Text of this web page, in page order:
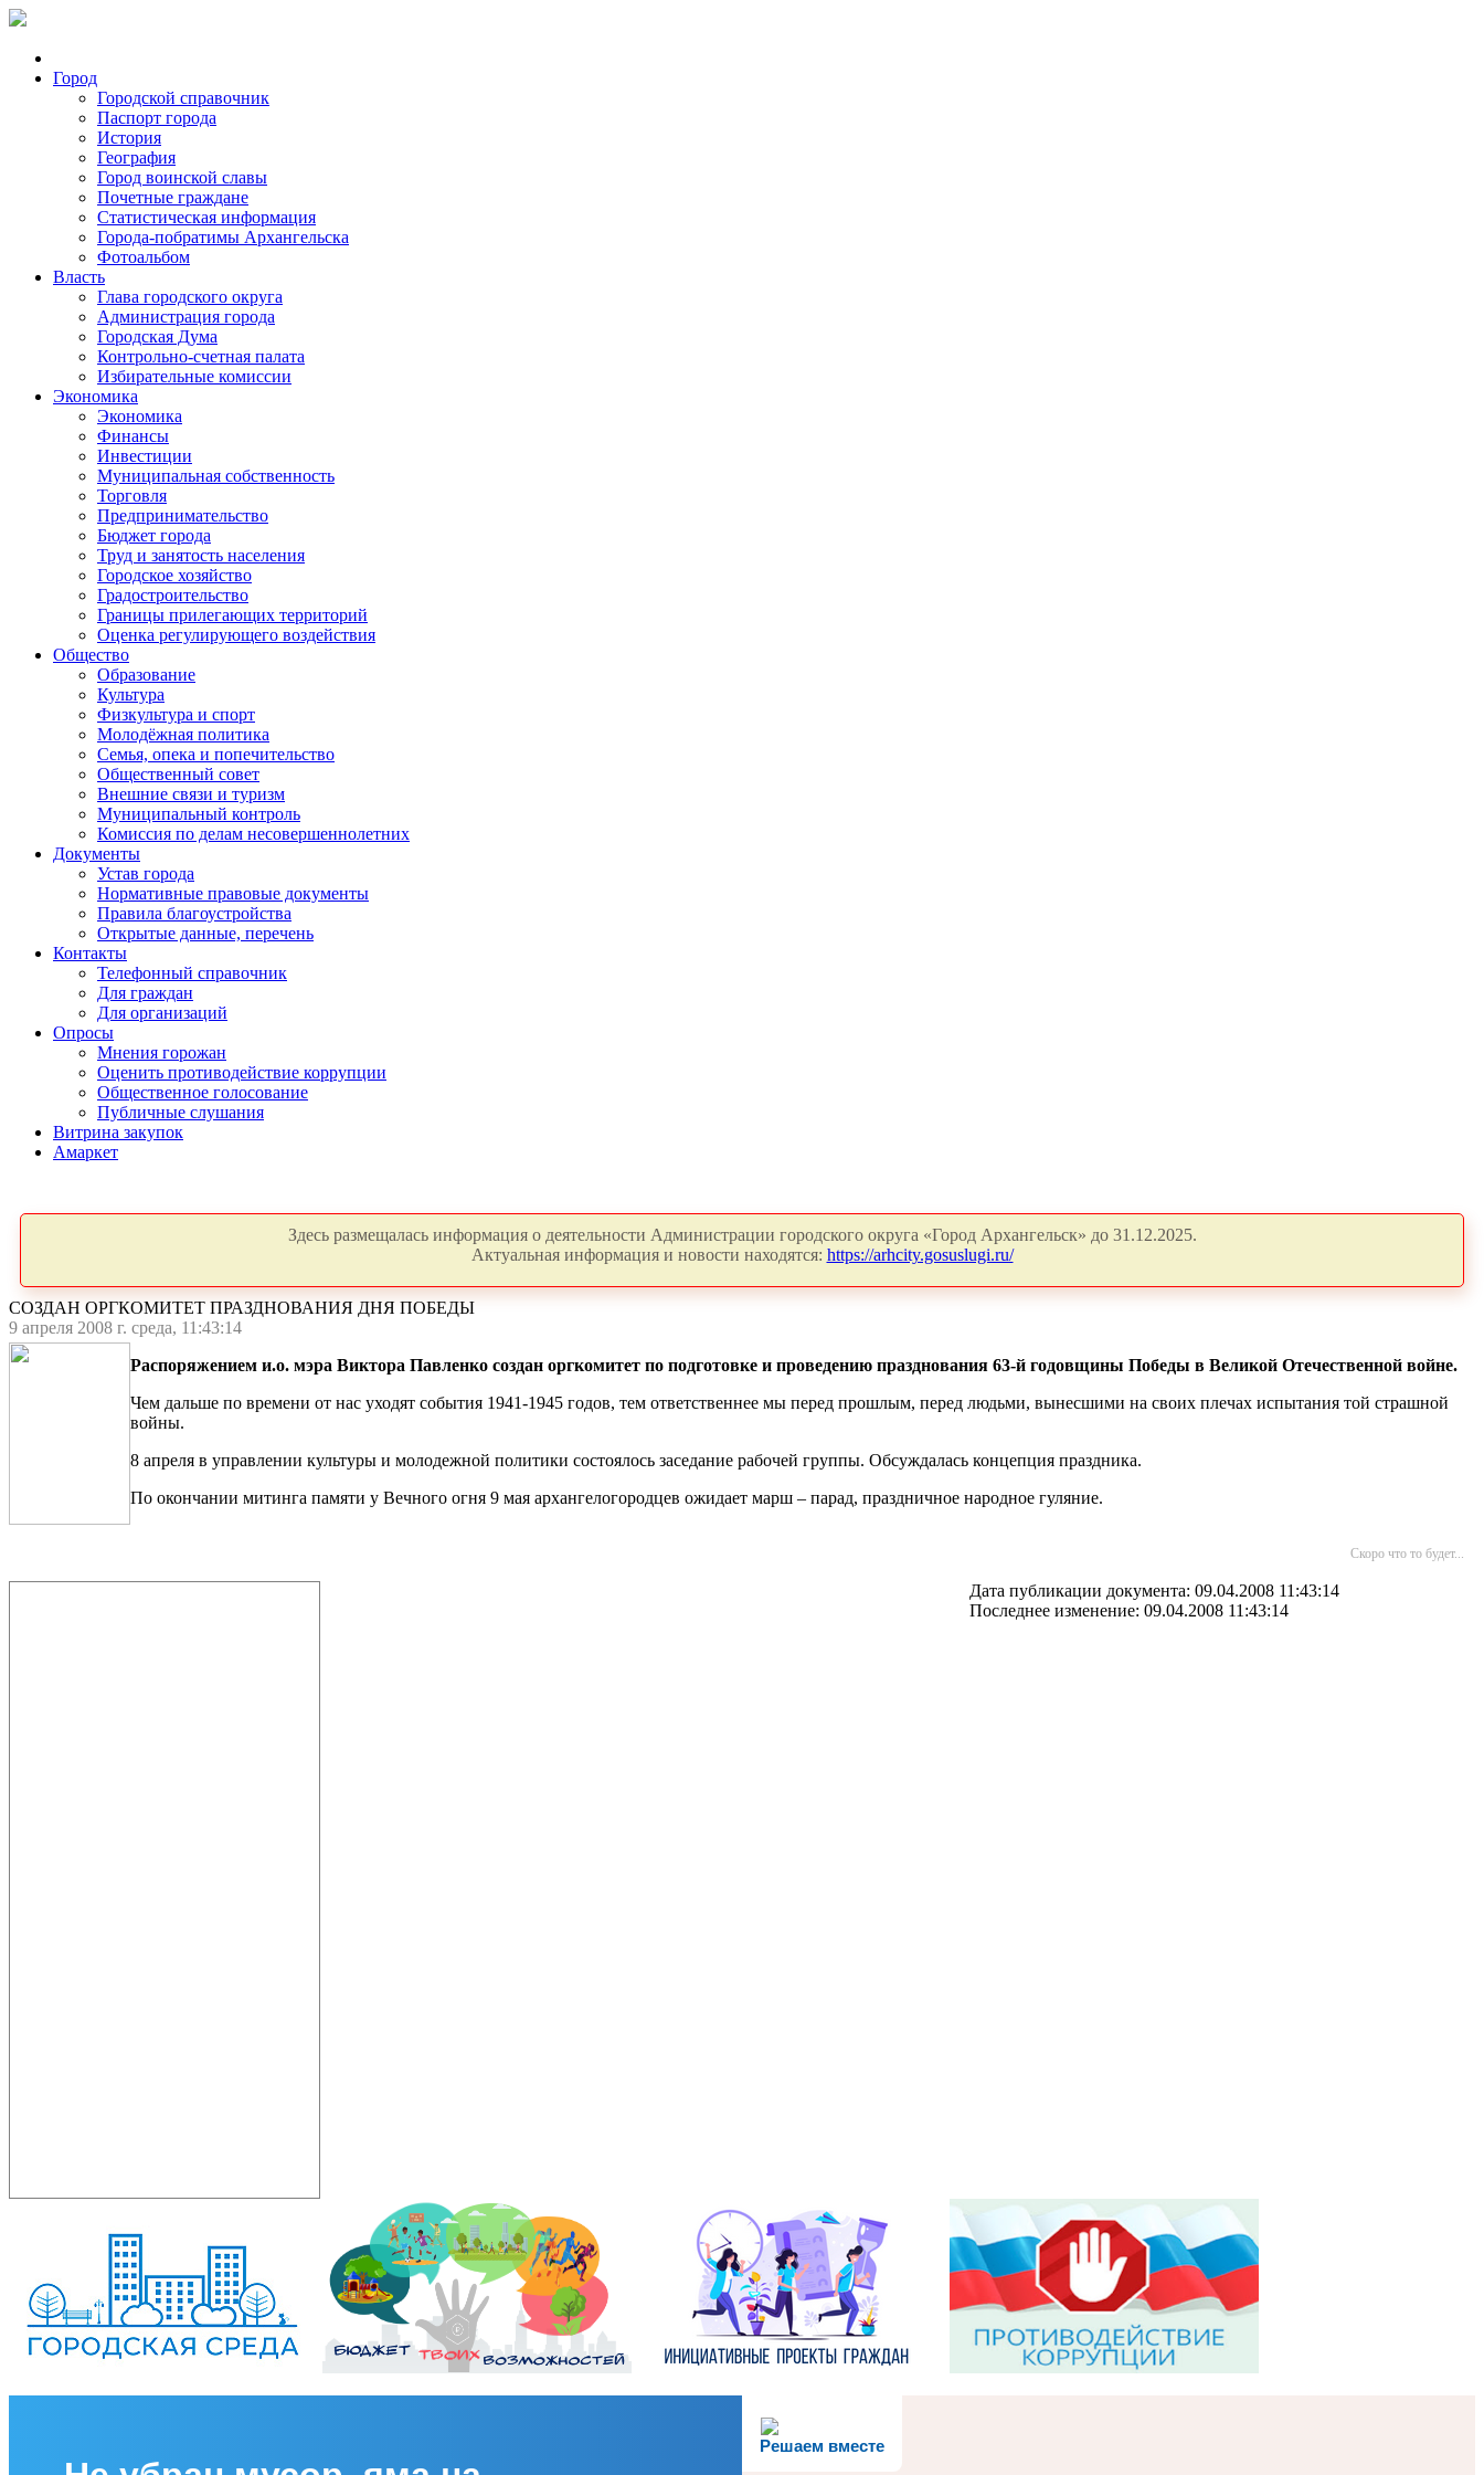
Город
Городской справочник
Паспорт города
История
География
Город воинской славы
Почетные граждане
Статистическая информация
Города-побратимы Архангельска
Фотоальбом
Власть
Глава городского округа
Администрация города
Городская Дума
Контрольно-счетная палата
Избирательные комиссии
Экономика
Экономика
Финансы
Инвестиции
Муниципальная собственность
Торговля
Предпринимательство
Бюджет города
Труд и занятость населения
Городское хозяйство
Градостроительство
Границы прилегающих территорий
Оценка регулирующего воздействия
Общество
Образование
Культура
Физкультура и спорт
Молодёжная политика
Семья, опека и попечительство
Общественный совет
Внешние связи и туризм
Муниципальный контроль
Комиссия по делам несовершеннолетних
Документы
Устав города
Нормативные правовые документы
Правила благоустройства
Открытые данные, перечень
Контакты
Телефонный справочник
Для граждан
Для организаций
Опросы
Мнения горожан
Оценить противодействие коррупции
Общественное голосование
Публичные слушания
Витрина закупок
Амаркет
Здесь размещалась информация о деятельности Администрации городского округа «Город Архангельск» до 31.12.2025.
Актуальная информация и новости находятся: https://arhcity.gosuslugi.ru/
СОЗДАН ОРГКОМИТЕТ ПРАЗДНОВАНИЯ ДНЯ ПОБЕДЫ
9 апреля 2008 г. среда, 11:43:14
Распоряжением и.о. мэра Виктора Павленко создан оргкомитет по подготовке и проведению празднования 63-й годовщины Победы в Великой Отечественной войне.
Чем дальше по времени от нас уходят события 1941-1945 годов, тем ответственнее мы перед прошлым, перед людьми, вынесшими на своих плечах испытания той страшной
войны.
8 апреля в управлении культуры и молодежной политики состоялось заседание рабочей группы. Обсуждалась концепция праздника.
По окончании митинга памяти у Вечного огня 9 мая архангелогородцев ожидает марш – парад, праздничное народное гуляние.
Скоро что то будет...
Дата публикации документа: 09.04.2008 11:43:14
Последнее изменение: 09.04.2008 11:43:14
Решаем вместе